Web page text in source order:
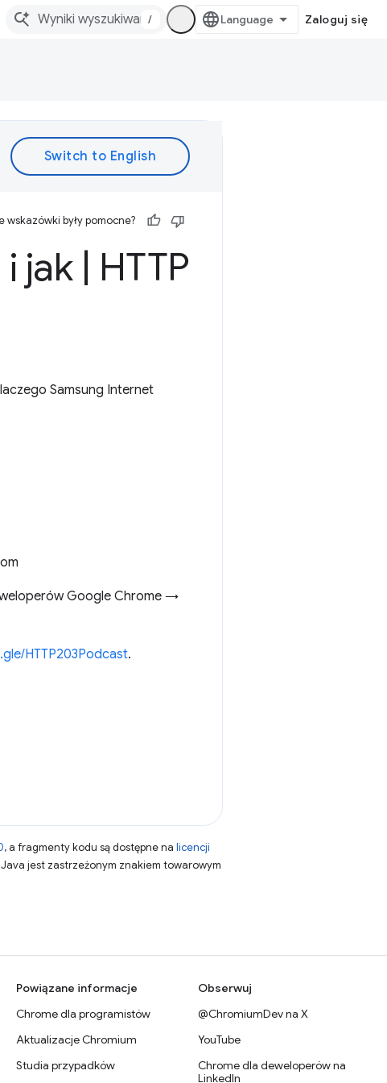
/ Zaloguj się
wskazówki były pomocne?
jak HTTP
Samsung Internet
Google Chrome →
HTTP203Podcast.
, a fragmenty kodu są dostępne na licencji
Java jest zastrzeżonym znakiem towarowym
Powiązane informacje
Chrome dla programistów
Aktualizacje Chromium
Studia przypadków
Obserwuj
@ChromiumDev na X
YouTube
Chrome dla deweloperów na
LinkedIn